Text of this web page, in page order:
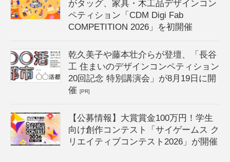
がタッグ、家具・木工品デザインコン
ペティション「CDM Digi Fab
COMPETITION 2026」を初開催
乾久美子や藤本壮介らが登壇、「長谷
工 住まいのデザインコンペティション
20回記念 特別講演会」が8月19日に開
催[PR]
【公募情報】大賞賞金100万円！学生
向け創作コンテスト「サイゲームス ク
リエイティブコンテスト2026」が開催